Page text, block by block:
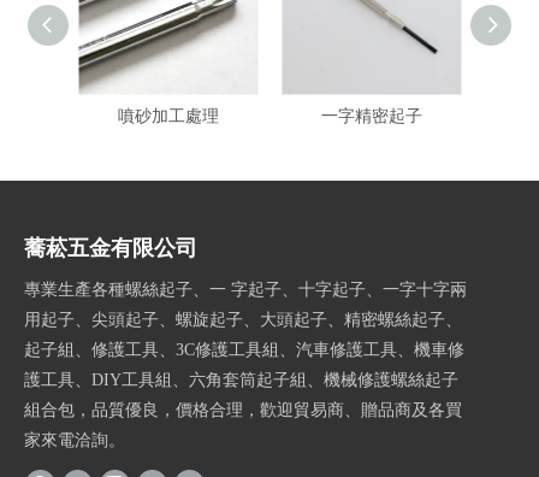
噴砂加工處理 一字精密起子
蕎菘五金有限公司
專業生產各種螺絲起子、一 字起子、十字起子、一字十字兩
用起子、尖頭起子、螺旋起子、大頭起子、精密螺絲起子、
起子組、修護工具、3C修護工具組、汽車修護工具、機車修
護工具、DIY工具組、六角套筒起子組、機械修護螺絲起子
組合包，品質優良，價格合理，歡迎貿易商、贈品商及各買
家來電洽詢。